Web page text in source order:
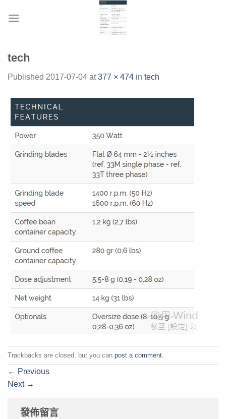
tech
Published 2017-07-04 at377 × 474 in tech
Trackbacks are closed, but you can post a comment
← Previous
Next →
發佈留言